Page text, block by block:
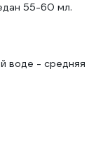
55-60 мл.
воде - средняя